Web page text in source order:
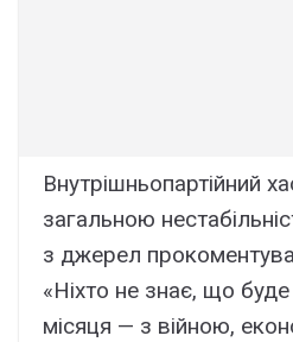
Внутрішньопартійний
загальною
з джерел
«Ніхто не знає, що
місяця — з війною,